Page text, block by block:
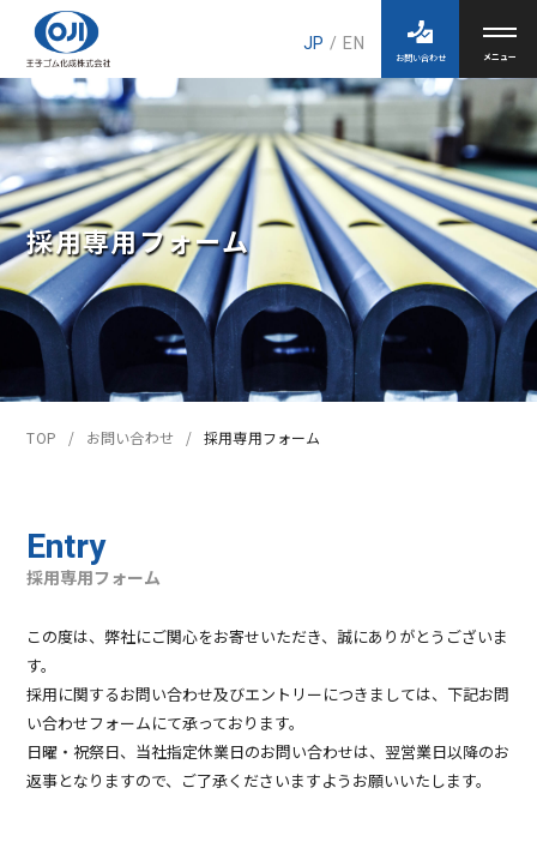
JP / EN
お問い合わせ
採用専用フォーム
TOP お問い合わせ 採用専用フォーム
Entry
採用専用フォーム
この度は、弊社にご関心をお寄せいただき、誠にありがとうございま
す。
採用に関するお問い合わせ及びエントリーにつきましては、下記お問
い合わせフォームにて承っております。
日曜・祝祭日、当社指定休業日のお問い合わせは、翌営業日以降のお
返事となりますので、ご了承くださいますようお願いいたします。